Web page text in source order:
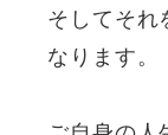
そしてそれ
なります。